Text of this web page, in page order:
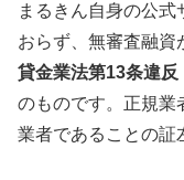
まるきん自身の公
おらず、無審査融資
貸金業法第13条違反
のものです。正規業
業者であることの証